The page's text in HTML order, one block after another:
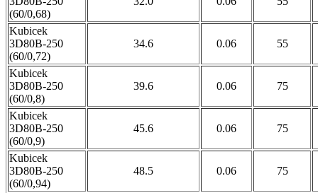
(60/0,68)
Kubicek
3D80B-250
(60/0,72)
34.6 0.06 55
Kubicek
3D80B-250
(60/0,8)
39.6 0.06 75
Kubicek
3D80B-250
(60/0,9)
45.6 0.06 75
Kubicek
3D80B-250
(60/0,94)
48.5 0.06 75